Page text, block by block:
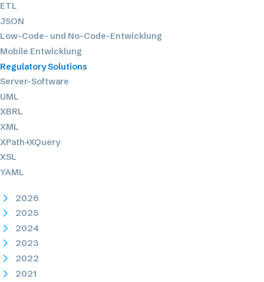
ETL
JSON
Low-Code- und No-Code-Entwicklung
Mobile Entwicklung
Regulatory Solutions
Server-Software
UML
XBRL
XML
XPath+XQuery
XSL
YAML
2026
2025
2024
2023
2022
2021